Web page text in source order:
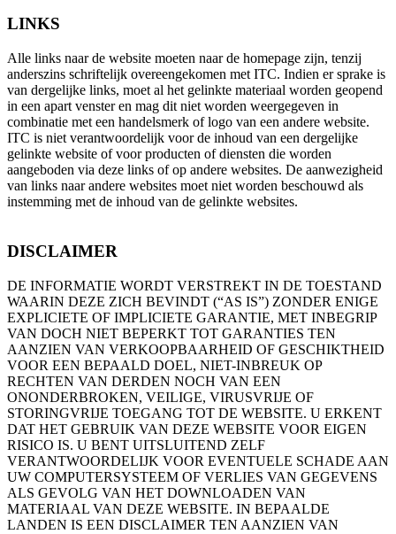
LINKS
Alle links naar de website moeten naar de homepage zijn, tenzij
anderszins schriftelijk overeengekomen met ITC. Indien er sprake is
van dergelijke links, moet al het gelinkte materiaal worden geopend
in een apart venster en mag dit niet worden weergegeven in
combinatie met een handelsmerk of logo van een andere website.
ITC is niet verantwoordelijk voor de inhoud van een dergelijke
gelinkte website of voor producten of diensten die worden
aangeboden via deze links of op andere websites. De aanwezigheid
van links naar andere websites moet niet worden beschouwd als
instemming met de inhoud van de gelinkte websites.
DISCLAIMER
DE INFORMATIE WORDT VERSTREKT IN DE TOESTAND
WAARIN DEZE ZICH BEVINDT (“AS IS”) ZONDER ENIGE
EXPLICIETE OF IMPLICIETE GARANTIE, MET INBEGRIP
VAN DOCH NIET BEPERKT TOT GARANTIES TEN
AANZIEN VAN VERKOOPBAARHEID OF GESCHIKTHEID
VOOR EEN BEPAALD DOEL, NIET-INBREUK OP
RECHTEN VAN DERDEN NOCH VAN EEN
ONONDERBROKEN, VEILIGE, VIRUSVRIJE OF
STORINGVRIJE TOEGANG TOT DE WEBSITE. U ERKENT
DAT HET GEBRUIK VAN DEZE WEBSITE VOOR EIGEN
RISICO IS. U BENT UITSLUITEND ZELF
VERANTWOORDELIJK VOOR EVENTUELE SCHADE AAN
UW COMPUTERSYSTEEM OF VERLIES VAN GEGEVENS
ALS GEVOLG VAN HET DOWNLOADEN VAN
MATERIAAL VAN DEZE WEBSITE. IN BEPAALDE
LANDEN IS EEN DISCLAIMER TEN AANZIEN VAN